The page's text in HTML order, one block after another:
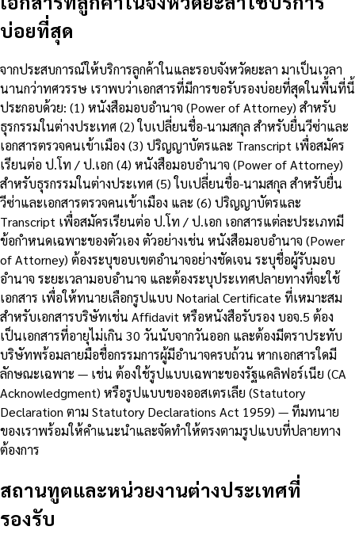
บ่อยที่สุด
จากประสบการณ์ให้บริการลูกค้าในและรอบจังหวัดยะลา มาเป็นเวลา
นานกว่าทศวรรษ เราพบว่าเอกสารที่มีการขอรับรองบ่อยที่สุดในพื้นที่นี้
ประกอบด้วย: (1) หนังสือมอบอำนาจ (Power of Attorney) สำหรับ
ธุรกรรมในต่างประเทศ (2) ใบเปลี่ยนชื่อ-นามสกุล สำหรับยื่นวีซ่าและ
เอกสารตรวจคนเข้าเมือง (3) ปริญญาบัตรและ Transcript เพื่อสมัคร
เรียนต่อ ป.โท / ป.เอก (4) หนังสือมอบอำนาจ (Power of Attorney)
สำหรับธุรกรรมในต่างประเทศ (5) ใบเปลี่ยนชื่อ-นามสกุล สำหรับยื่น
วีซ่าและเอกสารตรวจคนเข้าเมือง และ (6) ปริญญาบัตรและ
Transcript เพื่อสมัครเรียนต่อ ป.โท / ป.เอก เอกสารแต่ละประเภทมี
ข้อกำหนดเฉพาะของตัวเอง ตัวอย่างเช่น หนังสือมอบอำนาจ (Power
of Attorney) ต้องระบุขอบเขตอำนาจอย่างชัดเจน ระบุชื่อผู้รับมอบ
อำนาจ ระยะเวลามอบอำนาจ และต้องระบุประเทศปลายทางที่จะใช้
เอกสาร เพื่อให้ทนายเลือกรูปแบบ Notarial Certificate ที่เหมาะสม
สำหรับเอกสารบริษัทเช่น Affidavit หรือหนังสือรับรอง บอจ.5 ต้อง
เป็นเอกสารที่อายุไม่เกิน 30 วันนับจากวันออก และต้องมีตราประทับ
บริษัทพร้อมลายมือชื่อกรรมการผู้มีอำนาจครบถ้วน หากเอกสารใดมี
ลักษณะเฉพาะ — เช่น ต้องใช้รูปแบบเฉพาะของรัฐแคลิฟอร์เนีย (CA
Acknowledgment) หรือรูปแบบของออสเตรเลีย (Statutory
Declaration ตาม Statutory Declarations Act 1959) — ทีมทนาย
ของเราพร้อมให้คำแนะนำและจัดทำให้ตรงตามรูปแบบที่ปลายทาง
ต้องการ
สถานทูตและหน่วยงานต่างประเทศที่
รองรับ